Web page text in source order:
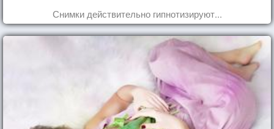
Снимки действительно гипнотизируют...